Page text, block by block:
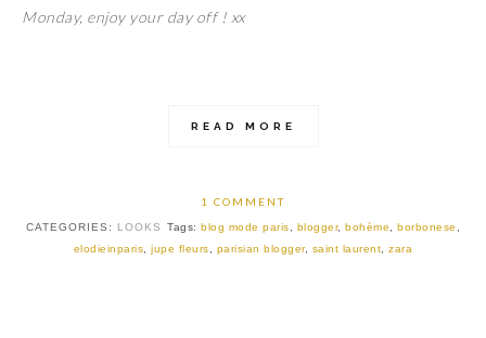
Monday, enjoy your day off ! xx
READ MORE
1 COMMENT
CATEGORIES: LOOKS Tags: blog mode paris blogger, bohème borbonese
elodieinparis ,jupe fleurs parisian blogger, saint laurent ,zara